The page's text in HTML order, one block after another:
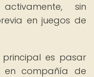
sin
en juegos de
es pasar
en compañía de